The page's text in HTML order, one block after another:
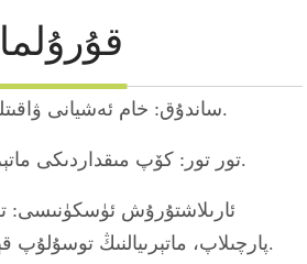
قۇرۇلما
1. ساندۇق: خام ئەشيانى ۋاقىتلىق ساقلاش ئورنى.
2. تور تور: كۆپ مىقداردىكى ماتېرىياللارنى سۈزۈش.
پارچىلاپ، ماتېرىيالنىڭ توسۇلۇپ قېلىشىنىڭ ئالدىنى ئېلىڭ.